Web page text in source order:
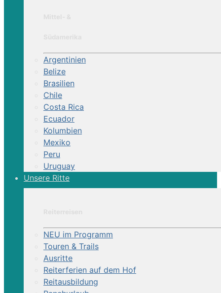
Argentinien
Belize
Brasilien
Chile
Costa Rica
Ecuador
Kolumbien
Mexiko
Peru
Uruguay
Unsere Ritte
NEU im Programm
Touren & Trails
Ausritte
Reiterferien auf dem Hof
Reitausbildung